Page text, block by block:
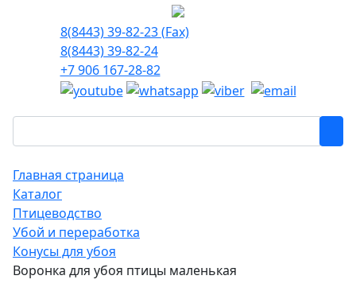
8(8443) 39-82-23 (Fax)
8(8443) 39-82-24
+7 906 167-28-82
Главная страница
Каталог
Птицеводство
Убой и переработка
Конусы для убоя
Воронка для убоя птицы маленькая